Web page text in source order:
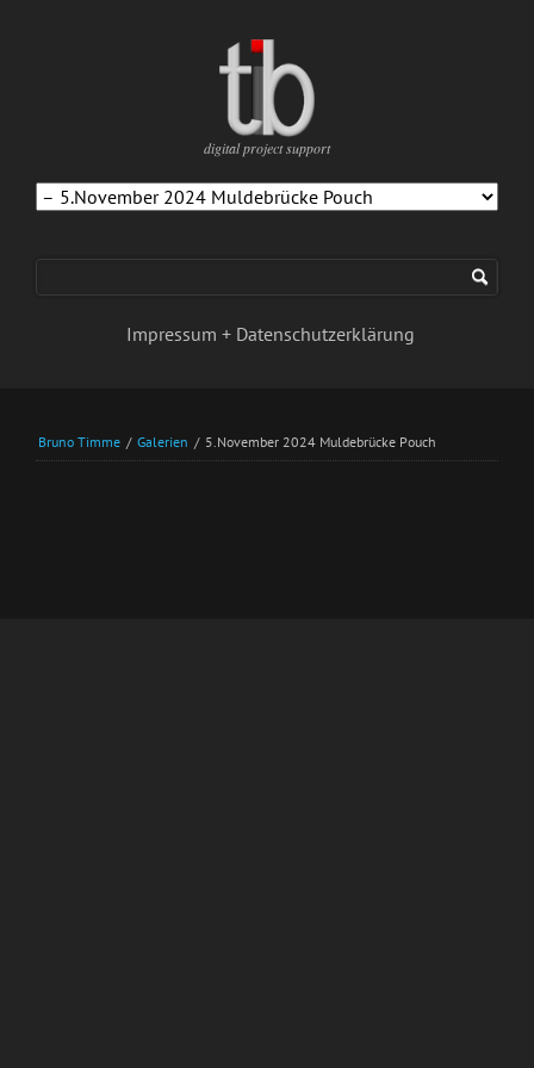
digital project support
überspringen
Impressum + Datenschutzerklärung
Bruno Timme / Galerien / 5.November 2024 Muldebrücke Pouch